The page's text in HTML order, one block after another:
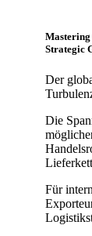
Mastering
Strategic
Der
Die
Für